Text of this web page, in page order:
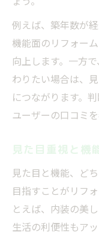
例えば、築年数が
機能面のリフォー
向上します。一方
わりたい場合は、
につながります。
ユーザーの口コミ
見た目重視と機
見た目と機能、ど
目指すことがリフ
とえば、内装の美
生活の利便性もア